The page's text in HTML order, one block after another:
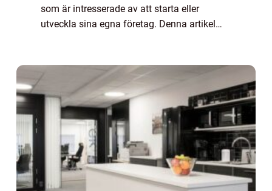
som är intresserade av att starta eller
utveckla sina egna företag. Denna artikel